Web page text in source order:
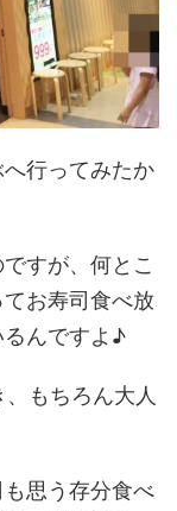
行ってみたか
すが、何とこ
お寿司食べ放
るんですよ♪
もちろん大人
思う存分食べ